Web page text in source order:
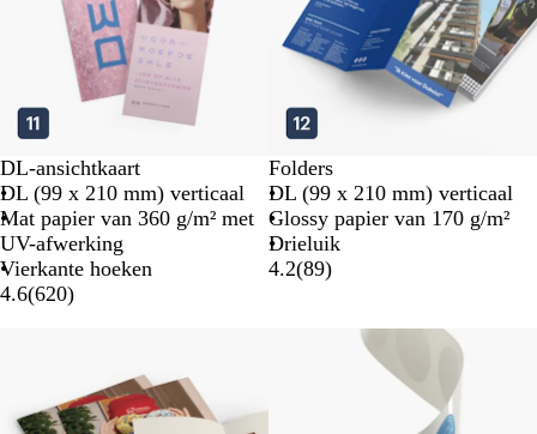
DL-ansichtkaart
DL (99 x 210 mm) verticaal
Mat papier van 360 g/m² met
UV-afwerking
Vierkante hoeken
4.6(620)
Folders
DL (99 x 210 mm) verticaal
Glossy papier van 170 g/m²
Drieluik
4.2(89)